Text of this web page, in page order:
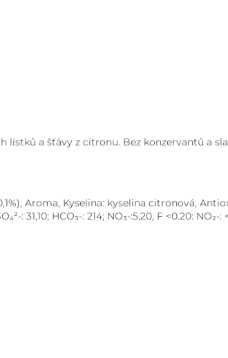
lístků a šťávy z citronu. Bez konzervantů a
Aroma, Kyselina: kyselina citronová,
: 31,10; HCO₃-: 214; NO₃-:5,20, F <0.20: